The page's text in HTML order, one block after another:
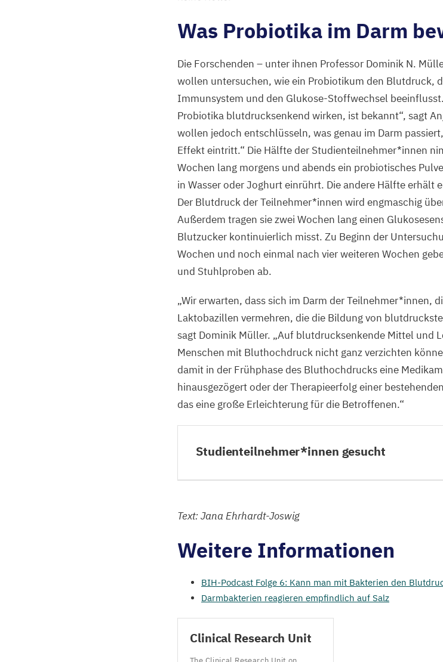
Was Probiotika im Darm
Die Forschenden – unter ihnen Professor Dominik N.
wollen untersuchen, wie ein Probiotikum den Blutdruck,
Immunsystem und den Glukose-Stoffwechsel beeinflusst.
Probiotika blutdrucksenkend wirken, ist bekannt“, sagt
wollen jedoch entschlüsseln, was genau im Darm
Effekt eintritt.“ Die Hälfte der Studienteilnehmer*innen
Wochen lang morgens und abends ein probiotisches
in Wasser oder Joghurt einrührt. Die andere Hälfte erhält
Der Blutdruck der Teilnehmer*innen wird engmaschig
Außerdem tragen sie zwei Wochen lang einen
Blutzucker kontinuierlich misst. Zu Beginn der
Wochen und noch einmal nach vier weiteren Wochen
und Stuhlproben ab.
„Wir erwarten, dass sich im Darm der Teilnehmer*innen,
Laktobazillen vermehren, die die Bildung von
sagt Dominik Müller. „Auf blutdrucksenkende Mittel und
Menschen mit Bluthochdruck nicht ganz verzichten
damit in der Frühphase des Bluthochdrucks eine
hinausgezögert oder der Therapieerfolg einer
das eine große Erleichterung für die Betroffenen.“
Studienteilnehmer*innen gesucht
Text: Jana Ehrhardt-Joswig
Weitere Informationen
BIH-Podcast Folge 6: Kann man mit Bakterien den
Darmbakterien reagieren empfindlich auf Salz
Clinical Research Unit